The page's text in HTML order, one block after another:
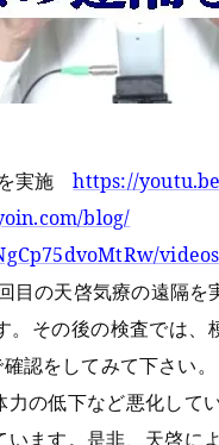
を実施https://
blog/
videos
の天啓気療の遠隔
その後の検査では
認をしてみて下さい。
の低下など悪化し
ます。是非、天啓